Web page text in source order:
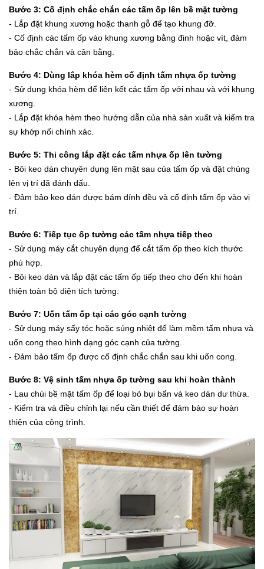
Bước 3: Cố định chắc chắn các tấm ốp lên bề mặt tường
- Lắp đặt khung xương hoặc thanh gỗ để tạo khung đỡ.
- Cố định các tấm ốp vào khung xương bằng đinh hoặc vít, đảm
bảo chắc chắn và cân bằng.
Bước 4: Dùng lắp khóa hèm cố định tấm nhựa ốp tường
- Sử dụng khóa hèm để liên kết các tấm ốp với nhau và với khung
xương.
- Lắp đặt khóa hèm theo hướng dẫn của nhà sản xuất và kiểm tra
sự khớp nối chính xác.
Bước 5: Thi công lắp đặt các tấm nhựa ốp lên tường
- Bôi keo dán chuyên dụng lên mặt sau của tấm ốp và đặt chúng
lên vị trí đã đánh dấu.
- Đảm bảo keo dán được bám dính đều và cố định tấm ốp vào vị
trí.
Bước 6: Tiếp tục ốp tường các tấm nhựa tiếp theo
- Sử dụng máy cắt chuyên dụng để cắt tấm ốp theo kích thước
phù hợp.
- Bôi keo dán và lắp đặt các tấm ốp tiếp theo cho đến khi hoàn
thiện toàn bộ diện tích tường.
Bước 7: Uốn tấm ốp tại các góc cạnh tường
- Sử dụng máy sấy tóc hoặc súng nhiệt để làm mềm tấm nhựa và
uốn cong theo hình dạng góc cạnh của tường.
- Đảm bảo tấm ốp được cố định chắc chắn sau khi uốn cong.
Bước 8: Vệ sinh tấm nhựa ốp tường sau khi hoàn thành
- Lau chùi bề mặt tấm ốp để loại bỏ bụi bẩn và keo dán dư thừa.
- Kiểm tra và điều chỉnh lại nếu cần thiết để đảm bảo sự hoàn
thiện của công trình.